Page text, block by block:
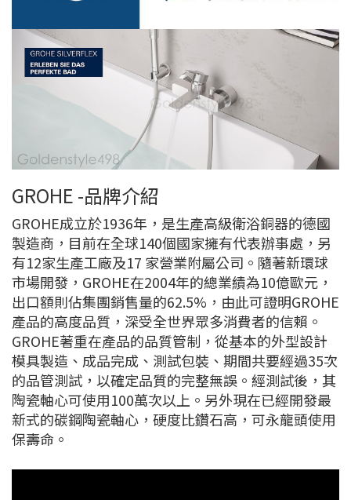
GROHE -品牌介紹
GROHE成立於1936年，是生產高級衛浴銅器的德國
製造商，目前在全球140個國家擁有代表辦事處，另
有12家生產工廠及17 家營業附屬公司。隨著新環球
市場開發，GROHE在2004年的總業績為10億歐元，
出口額則佔集團銷售量的62.5%，由此可證明GROHE
產品的高度品質，深受全世界眾多消費者的信賴。
GROHE著重在產品的品質管制，從基本的外型設計
模具製造、成品完成、測試包裝、期間共要經過35次
的品管測試，以確定品質的完整無誤。經測試後，其
陶瓷軸心可使用100萬次以上。另外現在已經開發最
新式的碳鋼陶瓷軸心，硬度比鑽石高，可永龍頭使用
保壽命。